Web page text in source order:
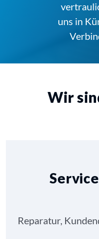
uns in
Wir
Reparatur,